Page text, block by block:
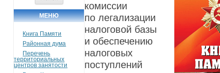
МЕНЮ
Книга Памяти
Районная дума
Перечень
территориальных
центров занятости
комиссии
по легализации
налоговой базы
и обеспечению
налоговых
поступлений